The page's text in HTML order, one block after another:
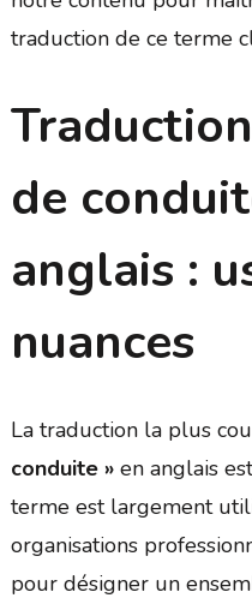
traduction de ce terme
de
anglais :
nuances
La traduction la plus
conduite »en anglais
terme est largement
organisations
pour désigner un